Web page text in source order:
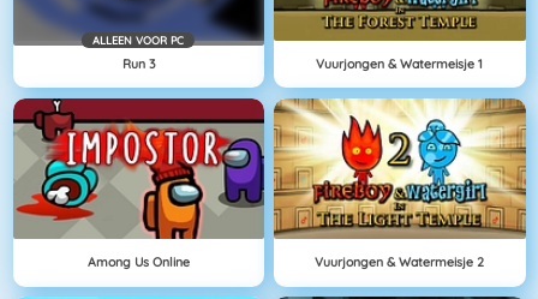
ALLEEN VOOR PC
Run 3 Vuurjongen & Watermeisje 1
Among Us Online Vuurjongen & Watermeisje 2